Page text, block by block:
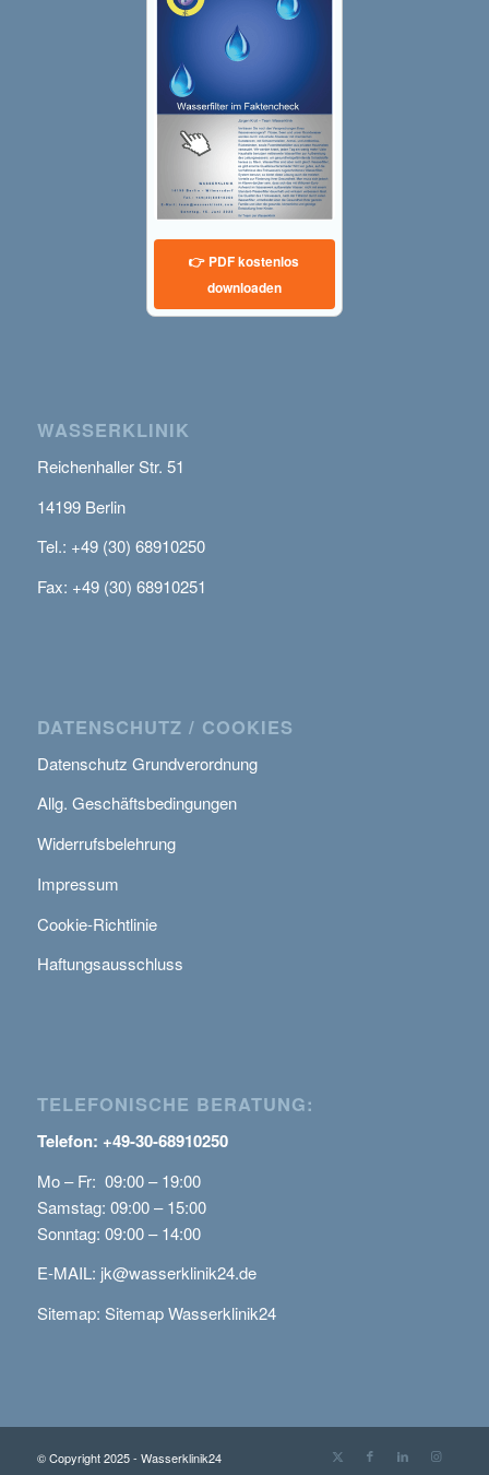
👉 PDF kostenlos
downloaden
WASSERKLINIK
Reichenhaller Str. 51
14199 Berlin
Tel.: +49 (30) 68910250
Fax: +49 (30) 68910251
DATENSCHUTZ / COOKIES
Datenschutz Grundverordnung
Allg. Geschäftsbedingungen
Widerrufsbelehrung
Impressum
Cookie-Richtlinie
Haftungsausschluss
TELEFONISCHE BERATUNG:
Telefon: +49-30-68910250
Mo – Fr: 09:00 – 19:00
Samstag: 09:00 – 15:00
Sonntag: 09:00 – 14:00
E-MAIL: jk@wasserklinik24.de
Sitemap: Sitemap Wasserklinik24
© Copyright 2025 - Wasserklinik24